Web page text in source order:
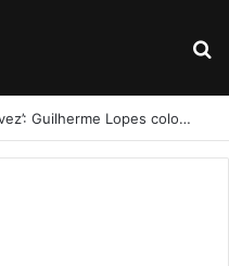
‘Quem não tem voz, não tem vez’: Guilherme Lopes coloca representação de Penedo no centro da disputa pela ALE